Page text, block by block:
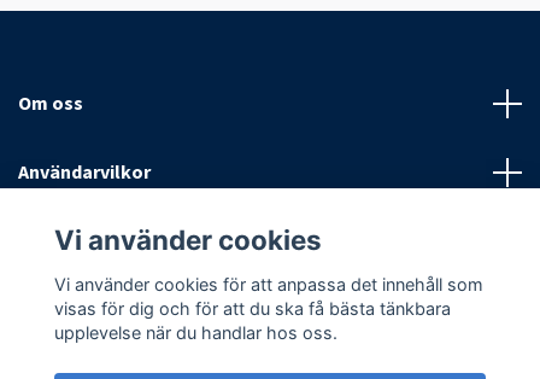
Om oss
Användarvilkor
Sociala medier
Vi använder cookies
Vi använder cookies för att anpassa det innehåll som
visas för dig och för att du ska få bästa tänkbara
upplevelse när du handlar hos oss.